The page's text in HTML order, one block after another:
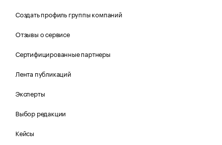
Создать профиль группы компаний
Отзывы о сервисе
Сертифицированные партнеры
Лента публикаций
Эксперты
Выбор редакции
Кейсы